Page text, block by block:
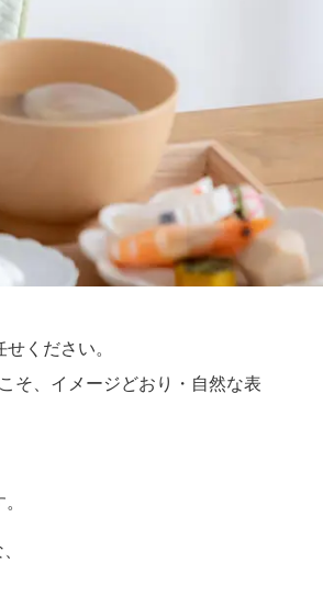
ください。
そ、イメージどおり・自然な表